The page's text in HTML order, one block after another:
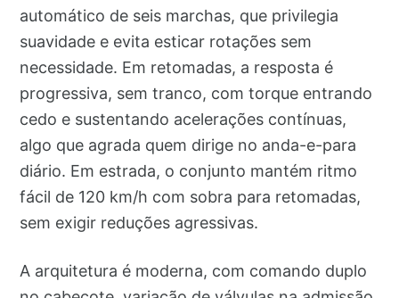
automático de seis marchas, que privilegia
suavidade e evita esticar rotações sem
necessidade. Em retomadas, a resposta é
progressiva, sem tranco, com torque entrando
cedo e sustentando acelerações contínuas,
algo que agrada quem dirige no anda-e-para
diário. Em estrada, o conjunto mantém ritmo
fácil de 120 km/h com sobra para retomadas,
sem exigir reduções agressivas.
A arquitetura é moderna, com comando duplo